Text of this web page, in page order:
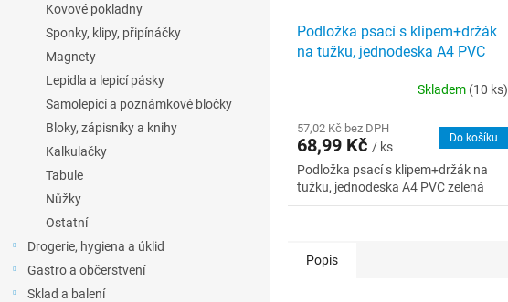
Kovové pokladny
Sponky, klipy, připínáčky
Magnety
Lepidla a lepicí pásky
Samolepicí a poznámkové bločky
Bloky, zápisníky a knihy
Kalkulačky
Tabule
Nůžky
Ostatní
Drogerie, hygiena a úklid
Gastro a občerstvení
Sklad a balení
Podložka psací s klipem+držák
na tužku, jednodeska A4 PVC
Skladem (10 ks)
57,02 Kč bez DPH
68,99 Kč / ks
Do košíku
Podložka psací s klipem+držák na
tužku, jednodeska A4 PVC zelená
Popis